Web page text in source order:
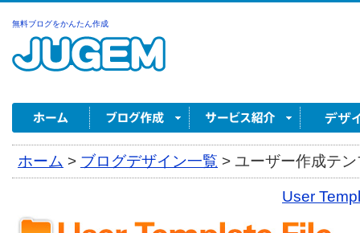
無料ブログをかんたん作成
ホーム > ブログデザイン一覧 > ユーザー作成テ
User